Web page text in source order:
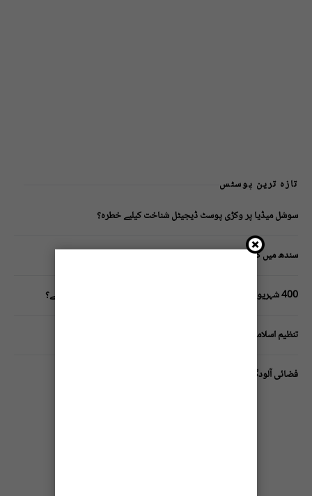
تازہ ترین پوسٹس
سوشل میڈیا پر وکڑی پوسٹ ڈیجیٹل شناخت کیلیے خطرہ؟
سندھ میں گاڑیوں کی انشورنس لازمی قرار
400 شہریوں کیلئے ایک پولیس اہلکار لازمی، کراچی میں صورتحال کیا ہے؟
تنظیم اسلامی کے زیرِ اہتمام ملک گیر آگاہی مہم!
فضائی آلودگی انسانی دماغ کیلیے کیسے خطرناک ثابت ہورہی ہے؟